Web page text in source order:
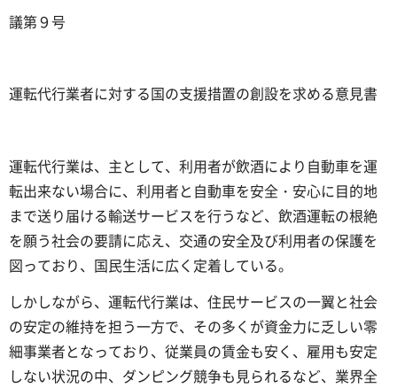
議第９号
運転代行業者に対する国の支援措置の創設を求める意見書
運転代行業は、主として、利用者が飲酒により自動車を運
転出来ない場合に、利用者と自動車を安全・安心に目的地
まで送り届ける輸送サービスを行うなど、飲酒運転の根絶
を願う社会の要請に応え、交通の安全及び利用者の保護を
図っており、国民生活に広く定着している。
しかしながら、運転代行業は、住民サービスの一翼と社会
の安定の維持を担う一方で、その多くが資金力に乏しい零
細事業者となっており、従業員の賃金も安く、雇用も安定
しない状況の中、ダンピング競争も見られるなど、業界全